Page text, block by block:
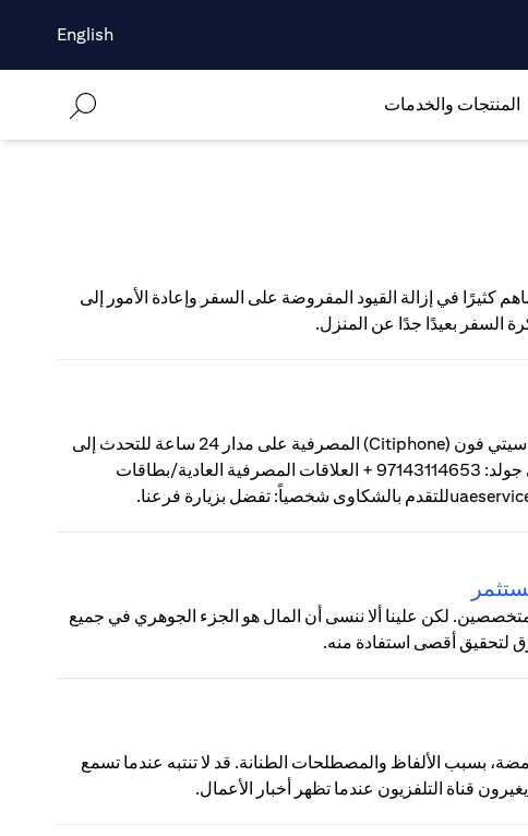
English
المنتجات والخدمات
أن حصول الكثيرين على التطعيم ضد كوفيد-19 قد ساهم كثيرًا في إزالة القيود المفروضة على السفر وإعادة الأمور إلى
السفر بعيدًا جدًا عن المنزل.
كيفية تسجيل شكوىللحصول على مساعدة سريعة، اتصل بخدمة سيتي فون (Citiphone) المصرفية على مدار 24 ساعة للتحدث إلى
ممثل سيتي؛ سيتي جولد برايفت كلاينت: 97143114272 + سيتي جولد: 97143114653 + العلاقات المصرفية العادية/بطاقات
لكن علينا ألا ننسى أن المال هو الجزء الجوهري في جميع
لتحقيق أقصى استفادة منه.
بسبب الألفاظ والمصطلحات الطنانة. قد لا تنتبه عندما تسمع
قناة التلفزيون عندما تظهر أخبار الأعمال.